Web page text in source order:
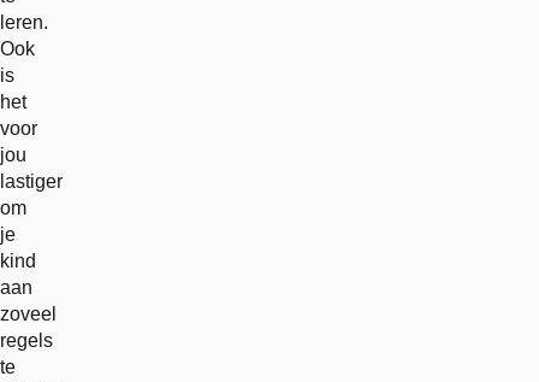
leren.
Ook
is
het
voor
jou
lastiger
om
je
kind
aan
zoveel
regels
te